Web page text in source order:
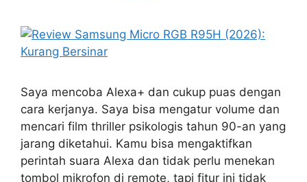
Saya mencoba Alexa+ dan cukup puas dengan
cara kerjanya. Saya bisa mengatur volume dan
mencari film thriller psikologis tahun 90-an yang
jarang diketahui. Kamu bisa mengaktifkan
perintah suara Alexa dan tidak perlu menekan
tombol mikrofon di remote, tapi fitur ini tidak